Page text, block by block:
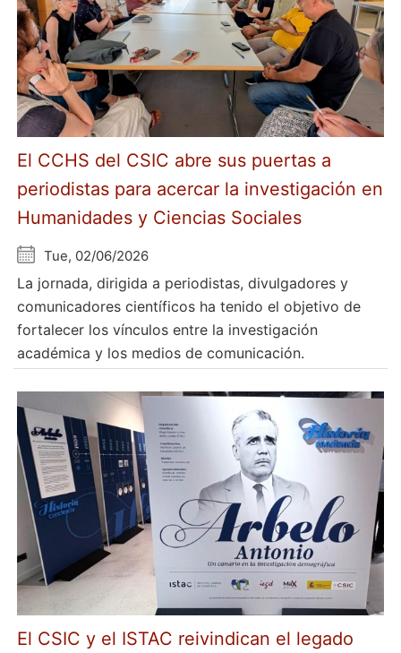
El CCHS del CSIC abre sus puertas a
periodistas para acercar la investigación en
Humanidades y Ciencias Sociales
Tue, 02/06/2026
La jornada, dirigida a periodistas, divulgadores y
comunicadores científicos ha tenido el objetivo de
fortalecer los vínculos entre la investigación
académica y los medios de comunicación.
El CSIC y el ISTAC reivindican el legado